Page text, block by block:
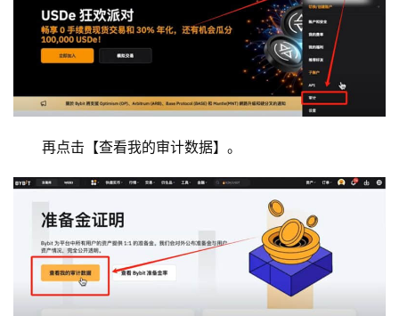
再点击【查看我的审计数据】。